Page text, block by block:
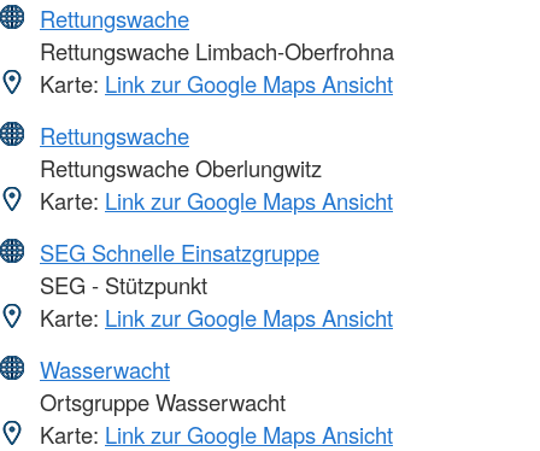
Rettungswache
Rettungswache Limbach-Oberfrohna
Karte: Link zur Google Maps Ansicht
Rettungswache
Rettungswache Oberlungwitz
Karte: Link zur Google Maps Ansicht
SEG Schnelle Einsatzgruppe
SEG - Stützpunkt
Karte: Link zur Google Maps Ansicht
Wasserwacht
Ortsgruppe Wasserwacht
Karte: Link zur Google Maps Ansicht